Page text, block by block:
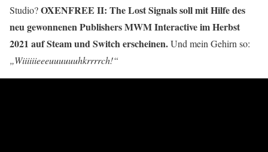
Studio?OXENFREE II: The Lost Signals soll mit Hilfe des
neu gewonnenen Publishers MWM Interactive im Herbst
2021 auf Steam und Switch erscheinen.Und mein Gehirn so:
„Wiiiiiieeeuuuuuuhkrrrrch!“